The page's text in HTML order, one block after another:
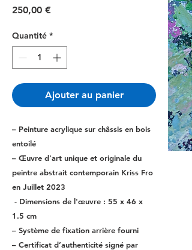
250,00 €
Quantité *
Ajouter au panier
– Peinture acrylique sur châssis en bois
entoilé
– Œuvre d'art unique et originale du
peintre abstrait contemporain Kriss Fro
en Juillet 2023
- Dimensions de l'œuvre : 55 x 46 x
1.5 cm
– Système de fixation arrière fourni
– Certificat d’authenticité signé par